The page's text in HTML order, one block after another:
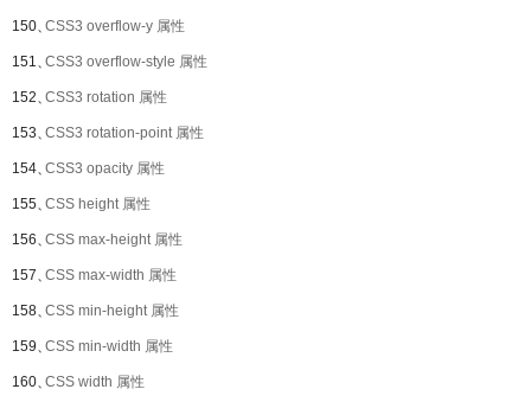
150、CSS3 overflow-y 属性
151、CSS3 overflow-style 属性
152、CSS3 rotation 属性
153、CSS3 rotation-point 属性
154、CSS3 opacity 属性
155、CSS height 属性
156、CSS max-height 属性
157、CSS max-width 属性
158、CSS min-height 属性
159、CSS min-width 属性
160、CSS width 属性